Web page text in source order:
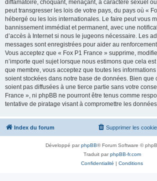
diffamatoire, choquant, menaçant, à caractère sexuel
peut transgresser les lois de votre pays, du pays où «
hébergé ou les lois internationales. Le faire peut vous
bannissement immédiat et permanent, avec une
d’accès à Internet si nous le jugeons nécessaire. Les
messages sont enregistrées pour aider au
Vous acceptez que « Fox P1 France » supprime,
n’importe quel sujet lorsque nous estimons que cela
que membre, vous acceptez que toutes les
soient stockées dans notre base de données. Bien que
soient pas diffusées à une tierce partie sans votre
France », ni phpBB ne pourront être tenus comme
tentative de piratage visant à compromettre les
Index du forum Supprimer les
Développé parphpBB® Forum Software ©
Traduit parphpBB-fr.com
Confidentialité | Conditions